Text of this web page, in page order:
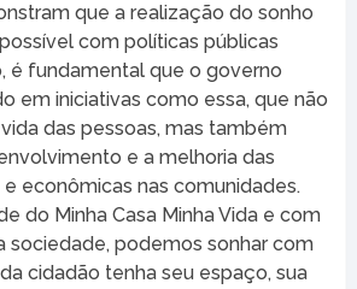
que a realização do sonho
com políticas públicas
é fundamental que o governo
em iniciativas como essa, que não
das pessoas, mas também
e a melhoria das
econômicas nas comunidades.
do Minha Casa Minha Vida e com
sociedade, podemos sonhar com
cidadão tenha seu espaço, sua